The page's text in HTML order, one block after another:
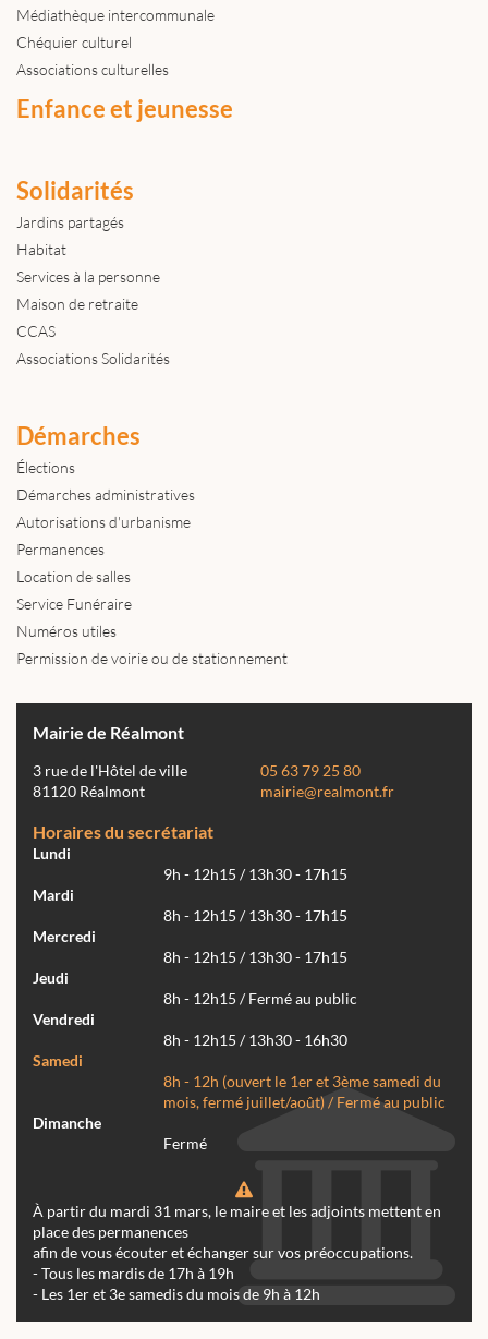
Médiathèque intercommunale
Chéquier culturel
Associations culturelles
Enfance et jeunesse
Solidarités
Jardins partagés
Habitat
Services à la personne
Maison de retraite
CCAS
Associations Solidarités
Démarches
Élections
Démarches administratives
Autorisations d'urbanisme
Permanences
Location de salles
Service Funéraire
Numéros utiles
Permission de voirie ou de stationnement
Mairie de Réalmont
3 rue de l'Hôtel de ville
81120 Réalmont
05 63 79 25 80
mairie@realmont.fr
Horaires du secrétariat
Lundi
9h - 12h15 / 13h30 - 17h15
Mardi
8h - 12h15 / 13h30 - 17h15
Mercredi
8h - 12h15 / 13h30 - 17h15
Jeudi
8h - 12h15 / Fermé au public
Vendredi
8h - 12h15 / 13h30 - 16h30
Samedi
8h - 12h (ouvert le 1er et 3ème samedi du
mois, fermé juillet/août) / Fermé au public
Dimanche
Fermé
À partir du mardi 31 mars, le maire et les adjoints mettent en
place des permanences
afin de vous écouter et échanger sur vos préoccupations.
- Tous les mardis de 17h à 19h
- Les 1er et 3e samedis du mois de 9h à 12h